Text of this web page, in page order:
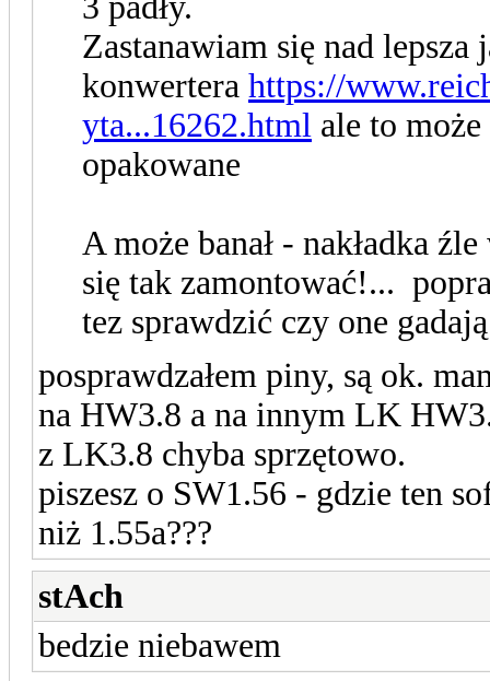
Zastanawiam się nad lepsza
konwertera https://
yta...16262.html ale to
opakowane
A może banał - nakładka
się tak zamontować!...
tez sprawdzić czy one
posprawdzałem piny, są ok.
na HW3.8 a na innym LK
z LK3.8 chyba sprzętowo.
piszesz o SW1.56 - gdzie ten
niż 1.55a???
stAch
bedzie niebawem